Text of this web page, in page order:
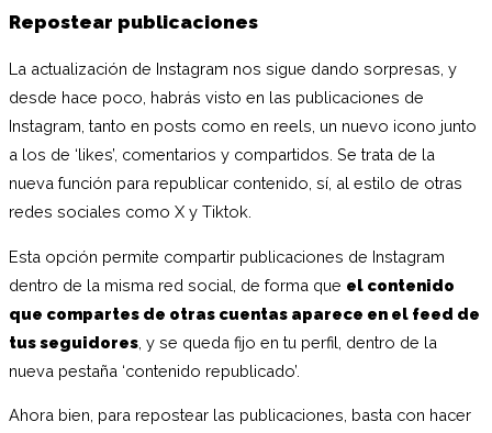
Repostear publicaciones
La actualización de Instagram nos sigue dando sorpresas, y
desde hace poco, habrás visto en las publicaciones de
Instagram, tanto en posts como en reels, un nuevo icono junto
a los de ‘likes’, comentarios y compartidos. Se trata de la
nueva función para republicar contenido, sí, al estilo de otras
redes sociales como X y Tiktok.
Esta opción permite compartir publicaciones de Instagram
dentro de la misma red social, de forma que el contenido
que compartes de otras cuentas aparece en el feed de
tus seguidores , y se queda fijo en tu perfil, dentro de la
nueva pestaña ‘contenido republicado’.
Ahora bien, para repostear las publicaciones, basta con hacer